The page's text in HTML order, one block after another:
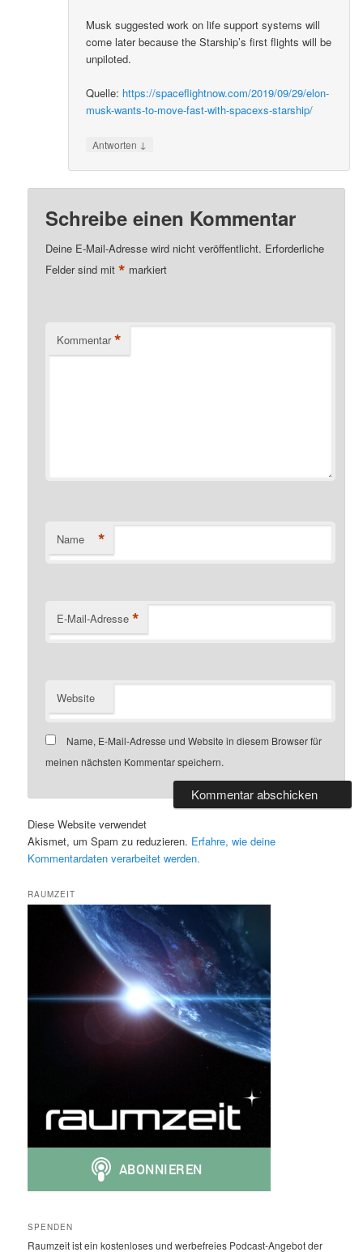
Musk suggested work on life support systems will
come later because the Starship’s first flights will be
unpiloted.
Quelle: https://spaceflightnow.com/2019/09/29/elon-
musk-wants-to-move-fast-with-spacexs-starship/
Antworten ↓
Schreibe einen Kommentar
Deine E-Mail-Adresse wird nicht veröffentlicht. Erforderliche
Felder sind mit* markiert
Kommentar *
Name *
E-Mail-Adresse *
Website
Name, E-Mail-Adresse und Website in diesem Browser für
meinen nächsten Kommentar speichern.
Diese Website verwendet
Akismet, um Spam zu reduzieren. Erfahre, wie deine
Kommentardaten verarbeitet werden.
RAUMZEIT
SPENDEN
Raumzeit ist ein kostenloses und werbefreies Podcast-Angebot der